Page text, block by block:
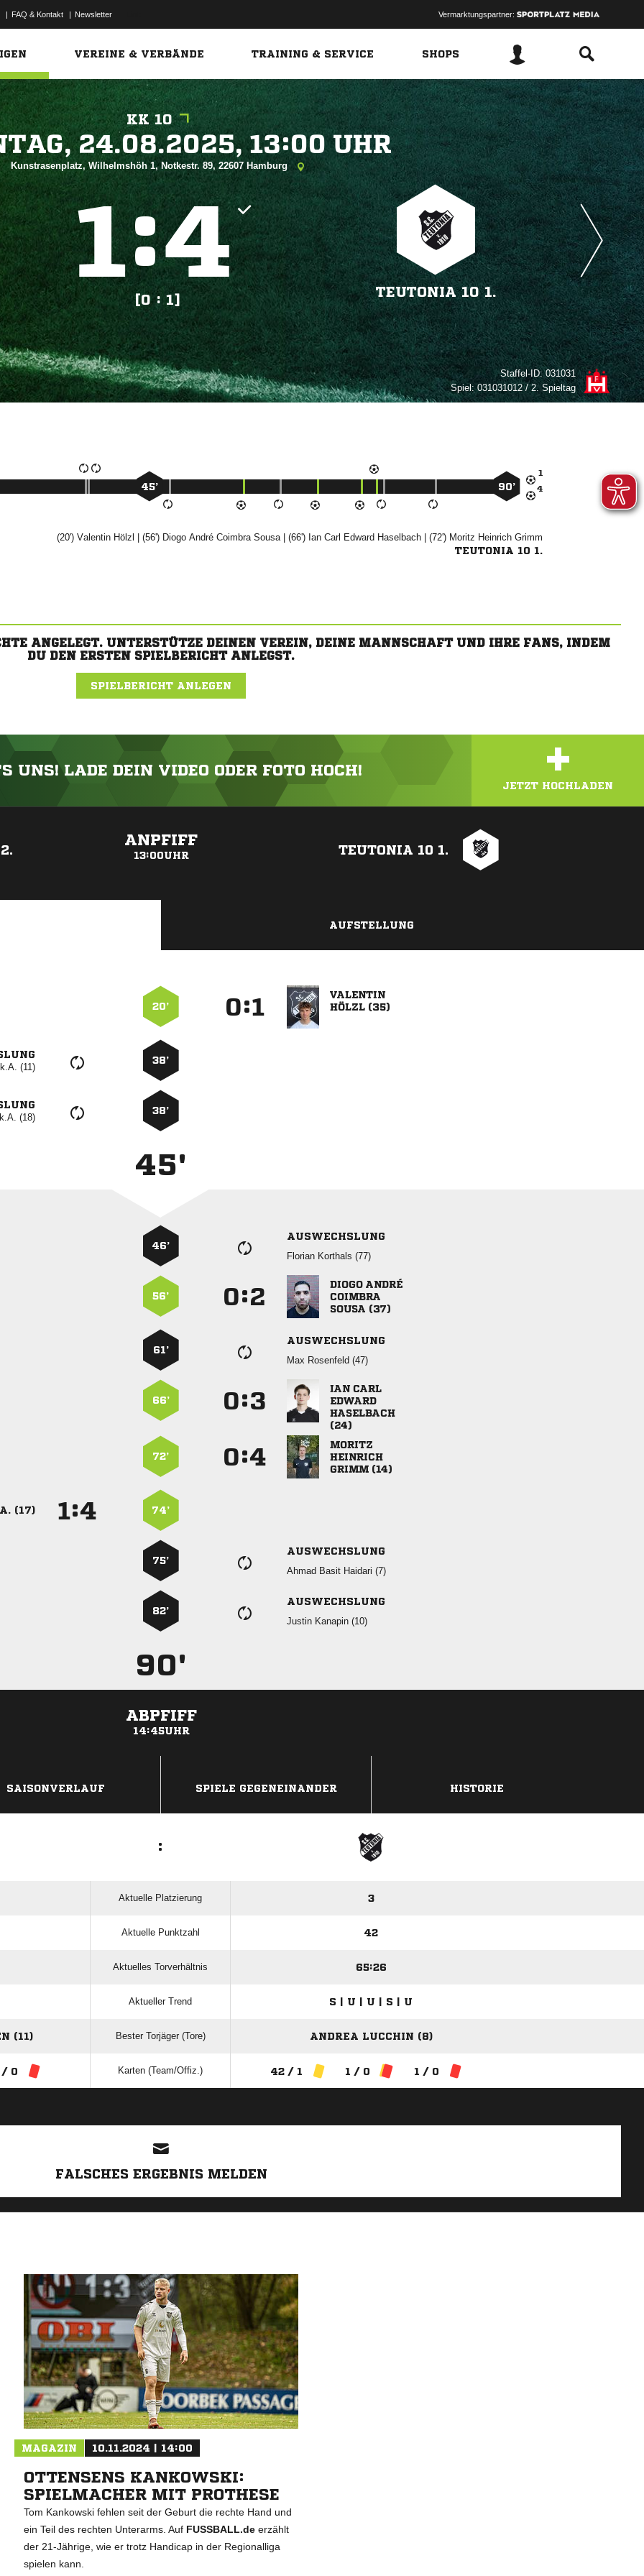
| FAQ & Kontakt | Newsletter Vermarktungspartner:
VEREINE & VERBÄNDE TRAINING & SERVICE SHOPS
KK 10
  
Kunstrasenplatz, Wilhelmshöh 1, Notkestr. 89, 22607 Hamburg
:
[0 : 1]
TEUTONIA 10 1.
Staffel-ID:031031
Spiel:031031012 / 2. Spieltag


45’ 90’
(20')  | (56')    | (66')     | (72')   
TEUTONIA 10 1.
ANGELEGT. UNTERSTÜTZE DEINEN VEREIN, DEINE MANNSCHAFT UND IHRE FANS, INDEM
DU DEN ERSTEN SPIELBERICHT ANLEGST.
SPIELBERICHT ANLEGEN
UNS! LADE DEIN VIDEO ODER FOTO HOCH! +
JETZT HOCHLADEN
ANPFIFF
13:00UHR TEUTONIA 10 1.
AUFSTELLUNG
20’ :

 
k.A. (11)
38’
k.A. (18)
38’
45'
46’
AUSWECHSLUNG
  
56’ :
 

 
61’
AUSWECHSLUNG
  
66’ :
 



72’ :


 
(17) : 74’
75’
AUSWECHSLUNG
   
82’
AUSWECHSLUNG
  
90'
ABPFIFF
14:45UHR
SAISONVERLAUF SPIELE GEGENEINANDER HISTORIE
:
Aktuelle Platzierung 3
Aktuelle Punktzahl 42
Aktuelles Torverhältnis 65:26
Aktueller Trend S | U | U | S | U
(11) Bester Torjäger (Tore) ANDREA LUCCHIN (8)
/ 0 Karten (Team/Offiz.) 42 / 1 1 / 0 1 / 0
FALSCHES ERGEBNIS MELDEN
MAGAZIN 10.11.2024 | 14:00
OTTENSENS KANKOWSKI:
SPIELMACHER MIT PROTHESE
Tom Kankowski fehlen seit der Geburt die rechte Hand und
ein Teil des rechten Unterarms. Auf FUSSBALL.deerzählt
der 21-Jährige, wie er trotz Handicap in der Regionalliga
spielen kann.